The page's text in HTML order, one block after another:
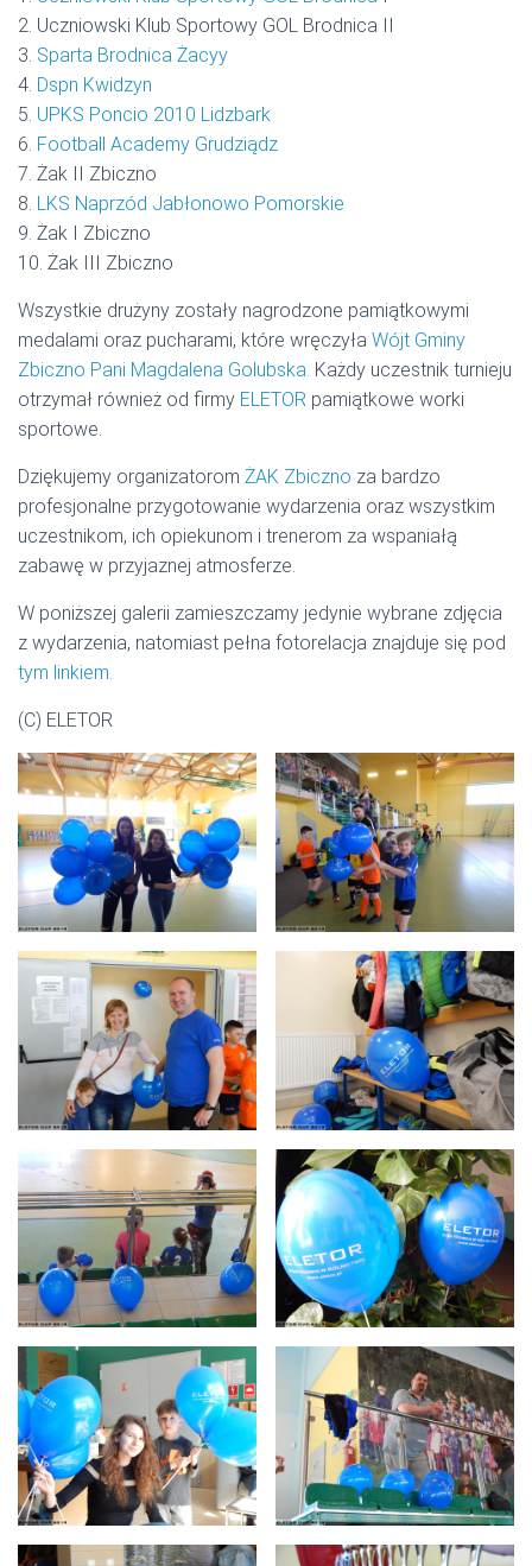
2. Uczniowski Klub Sportowy GOL Brodnica II
3. Sparta Brodnica Żacyy
4. Dspn Kwidzyn
5. UPKS Poncio 2010 Lidzbark
6. Football Academy Grudziądz
7. Żak II Zbiczno
8. LKS Naprzód Jabłonowo Pomorskie
9. Żak I Zbiczno
10. Żak III Zbiczno
Wszystkie drużyny zostały nagrodzone pamiątkowymi
medalami oraz pucharami, które wręczyła Wójt Gminy
Zbiczno Pani Magdalena Golubska. Każdy uczestnik turnieju
otrzymał również od firmy ELETOR pamiątkowe worki
sportowe.
Dziękujemy organizatorom ŻAK Zbiczno za bardzo
profesjonalne przygotowanie wydarzenia oraz wszystkim
uczestnikom, ich opiekunom i trenerom za wspaniałą
zabawę w przyjaznej atmosferze.
W poniższej galerii zamieszczamy jedynie wybrane zdjęcia
z wydarzenia, natomiast pełna fotorelacja znajduje się pod
tym linkiem.
(C) ELETOR